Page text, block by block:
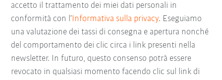
accetto il trattamento dei miei dati personali in
conformità con l’Informativa sulla privacy. Eseguiamo
una valutazione dei tassi di consegna e apertura nonché
del comportamento dei clic circa i link presenti nella
newsletter. In futuro, questo consenso potrà essere
revocato in qualsiasi momento facendo clic sul link di